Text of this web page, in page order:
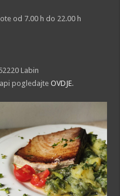
od 7.00 h do 22.00 h
Labin
pogledajteOVDJE.